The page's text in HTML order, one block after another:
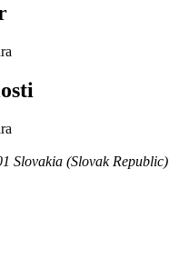
Slovakia (Slovak Republic)